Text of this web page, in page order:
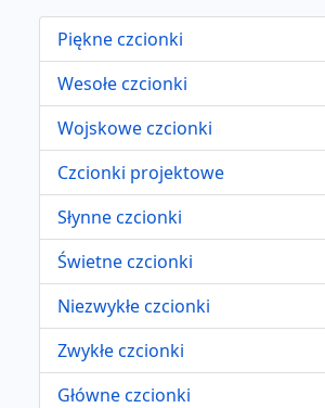
Piękne czcionki
Wesołe czcionki
Wojskowe czcionki
Czcionki projektowe
Słynne czcionki
Świetne czcionki
Niezwykłe czcionki
Zwykłe czcionki
Główne czcionki